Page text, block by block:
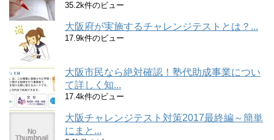
35.2k件のビュー
大阪府が実施するチャレンジテストとは？...
17.9k件のビュー
大阪市民なら絶対確認！塾代助成事業につい
て詳しく知...
17.4k件のビュー
大阪チャレンジテスト対策2017最終編～簡単
にまと...